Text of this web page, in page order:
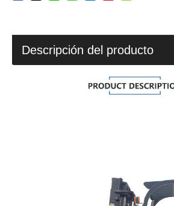
Descripción del producto